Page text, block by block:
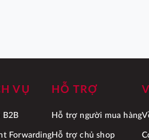
VỤ
B2B
Forwarding
HỖ TRỢ
Hỗ trợ người mua hàng
Hỗ trợ chủ shop